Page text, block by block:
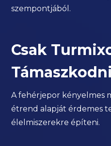
szempontjából.
Csak
Támaszkodni
A fehérjepor kényelmes
étrend alapját érdemes
élelmiszerekre építeni.